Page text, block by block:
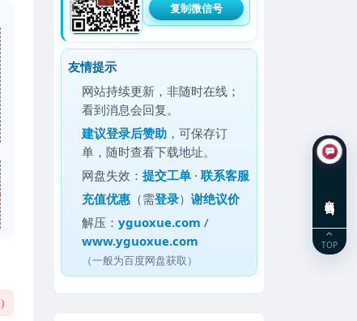
)
复制微信号
友情提示
网站持续更新，非随时在线；
看到消息会回复。
建议登录后赞助 ，可保存订
单，随时查看下载地址。
网盘失效：提交工单 ·联系客服
充值优惠 （需登录）谢绝议价
解压：yguoxue.com /
www.yguoxue.com
（一般为百度网盘获取）
TOP